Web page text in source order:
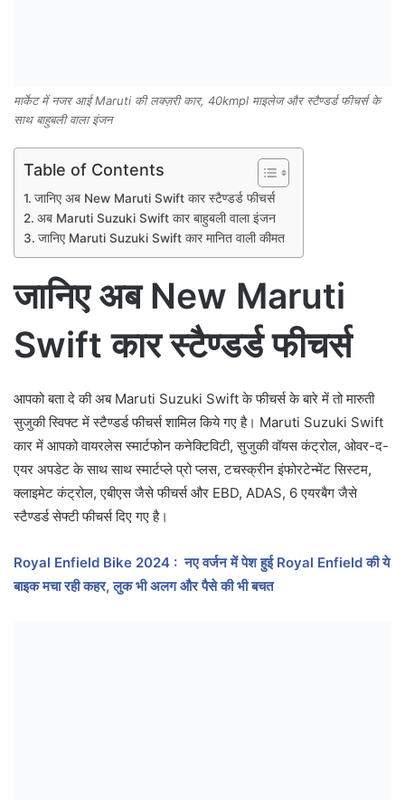
मार्केट में नजर आई Maruti की लक्ज़री कार, 40kmpl माइलेज और स्टैण्डर्ड फीचर्स के
साथ बाहुबली वाला इंजन
Table of Contents
जानिए अब New Maruti Swift कार स्टैण्डर्ड फीचर्स
अब Maruti Suzuki Swift कार बाहुबली वाला इंजन
जानिए Maruti Suzuki Swift कार मानित वाली कीमत
जानिए अब New Maruti
Swift कार स्टैण्डर्ड फीचर्स
आपको बता दे की अब Maruti Suzuki Swift के फीचर्स के बारे में तो मारुती
सुजुकी स्विफ्ट में स्टैण्डर्ड फीचर्स शामिल किये गए है। Maruti Suzuki Swift
कार में आपको वायरलेस स्मार्टफोन कनेक्टिविटी, सुजुकी वॉयस कंट्रोल, ओवर-द-
एयर अपडेट के साथ साथ स्मार्टप्ले प्रो प्लस, टचस्क्रीन इंफोरटेन्मेंट सिस्टम,
क्लाइमेट कंट्रोल, एबीएस जैसे फीचर्स और EBD, ADAS, 6 एयरबैग जैसे
स्टैण्डर्ड सेफ्टी फीचर्स दिए गए है।
Royal Enfield Bike 2024 : नए वर्जन में पेश हुई Royal Enfield की ये
बाइक मचा रही कहर, लुक भी अलग और पैसे की भी बचत